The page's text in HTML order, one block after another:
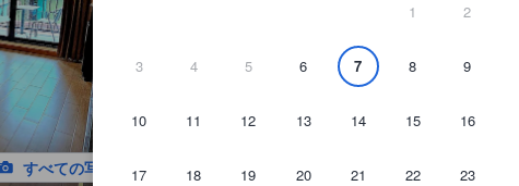
1 2
3 4 5 6 7 8 9
10 11 12 13 14 15 16
17 18 19 20 21 22 23
すべての写真を見る